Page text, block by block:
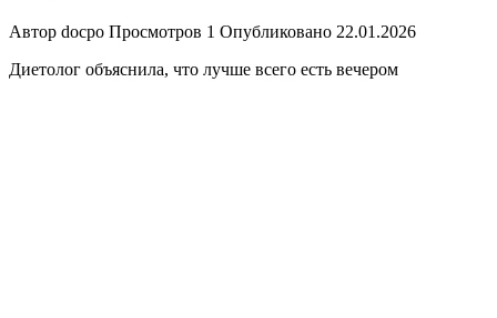
Автор docpo Просмотров 1 Опубликовано 22.01.2026
Диетолог объяснила, что лучше всего есть вечером